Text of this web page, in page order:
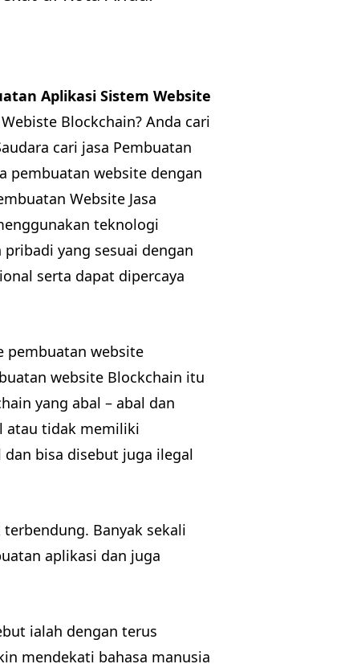
Aplikasi Sistem Website
Blockchain? Anda cari
cari jasa Pembuatan
pembuatan website dengan
Website Jasa
teknologi
yang sesuai dengan
serta dapat dipercaya
pembuatan website
website Blockchain itu
yang abal – abal dan
atau tidak memiliki
bisa disebut juga ilegal
Banyak sekali
aplikasi dan juga
ialah dengan terus
mendekati bahasa manusia